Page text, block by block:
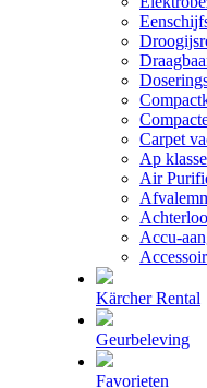
Carpet
Ap klasse
Air
Accu-
Kärcher Rental
Geurbeleving
Favorieten